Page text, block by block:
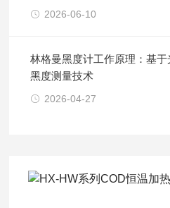
2026-06-10
林格曼黑度计工作原理：基
黑度测量技术
2026-04-27